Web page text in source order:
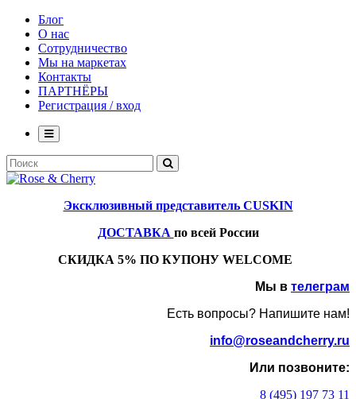
Блог
О нас
Сотрудничество
Мы на маркетах
Контакты
ПАРТНЁРЫ
Регистрация / вход
Эксклюзивный представитель CUSKIN
ДОСТАВКА по всей России
СКИДКА 5% ПО КУПОНУ WELCOME
Мы в телеграм
Есть вопросы? Напишите нам!
info@roseandcherry.ru
Или позвоните:
8 (495) 197 73 11